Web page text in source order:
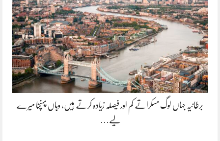
برطانیہ جہاں لوگ مسکراتے کم اور فیصلہ زیادہ کرتے ہیں، وہاں پہنچنا میرے
لیے…